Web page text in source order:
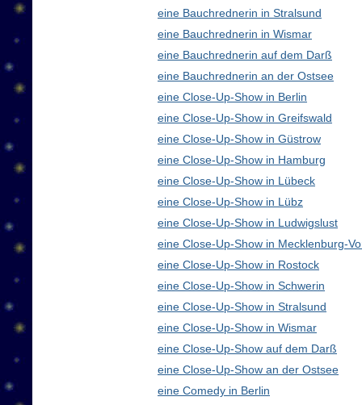
eine Bauchrednerin in Stralsund
eine Bauchrednerin in Wismar
eine Bauchrednerin auf dem Darß
eine Bauchrednerin an der Ostsee
eine Close-Up-Show in Berlin
eine Close-Up-Show in Greifswald
eine Close-Up-Show in Güstrow
eine Close-Up-Show in Hamburg
eine Close-Up-Show in Lübeck
eine Close-Up-Show in Lübz
eine Close-Up-Show in Ludwigslust
eine Close-Up-Show in Mecklenburg-
eine Close-Up-Show in Rostock
eine Close-Up-Show in Schwerin
eine Close-Up-Show in Stralsund
eine Close-Up-Show in Wismar
eine Close-Up-Show auf dem Darß
eine Close-Up-Show an der Ostsee
eine Comedy in Berlin